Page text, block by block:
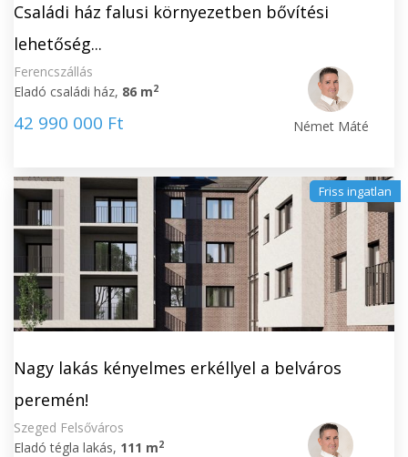
Családi ház falusi környezetben bővítési
lehetőség...
Ferencszállás
Eladó családi ház, 86 m2
42 990 000 Ft Német Máté
Friss ingatlan
Nagy lakás kényelmes erkéllyel a belváros
peremén!
Szeged Felsőváros
Eladó tégla lakás, 111 m2